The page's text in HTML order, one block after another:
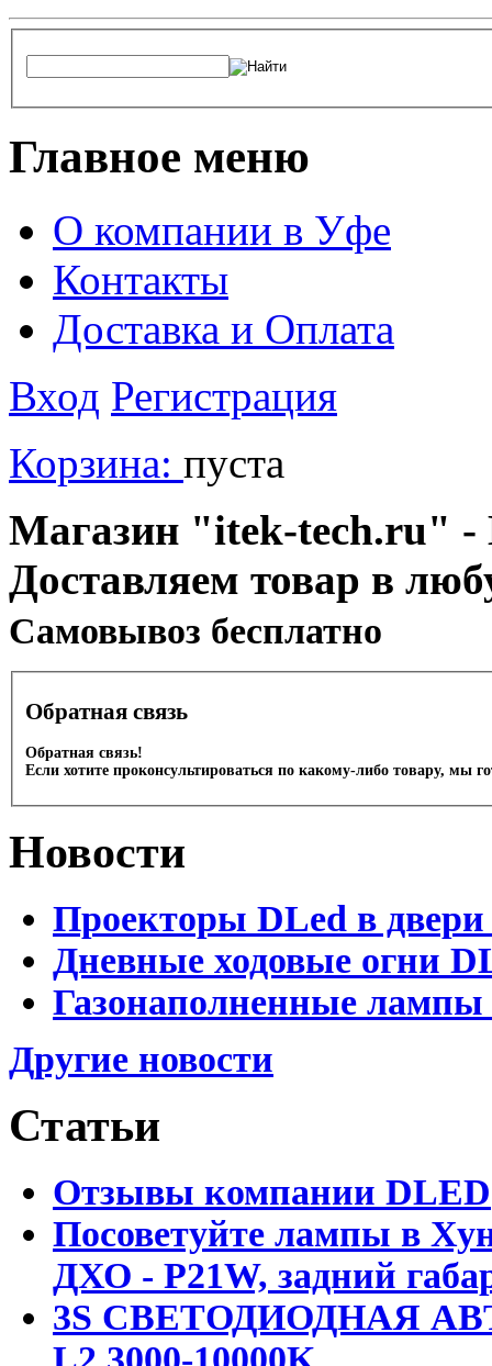
Главное меню
О компании в Уфе
Контакты
Доставка и Оплата
Вход Регистрация
Корзина: пуста
Магазин "itek-tech.ru" -
Доставляем товар в
Cамовывоз бесплатно
Обратная связь
Обратная связь!
Если хотите проконсультироваться по какому-либо товару, мы
Новости
Проекторы DLed в
Дневные ходовые огни
Газонаполненные
Другие новости
Статьи
Отзывы компании DLED
Посоветуйте лампы в
ДХО - P21W, задний
3S СВЕТОДИОДНАЯ